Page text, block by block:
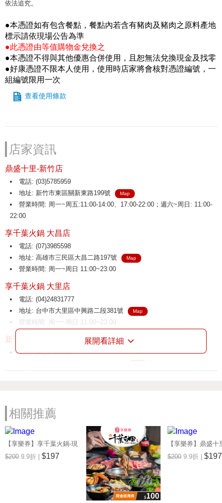
依法追究。
●本憑證如有包含餐點，餐點內若含有豬肉及豬肉之原料產地
標示請依現場公告為準
●此憑證由等值購物金兌換之
●本憑證不得與其他優惠合併使用，且恕無法兌換現金及找零
●好康憑證不限本人使用，使用時店家將會核對憑證編號，一
組編號限用一次
查看使用條款
店家資訊
鼎盛十里-新竹店
電話: (03)5785959
地址: 新竹市東區關新東路199號
Map
營業時間: 周一~周五:11:00-14:00、17:00-22:00；週六~周日: 11:00-
22:00
享千葉火鍋 大昌店
電話: (07)3985598
地址: 高雄市三民區大昌二路197號
Map
營業時間: 周一~周日 11:00~23:00
享千葉火鍋 大里店
電話: (04)24831777
地址: 台中市大里區中興路二段381號
Map
營業時間: 周一~周日 11:00~23:00
新千葉火鍋 介壽店
電話: (03)3752666
地址: 雲林縣斗六市民生南路182號
營業時間: 周一~周日 11:00~23:00
新千葉火鍋 西門店
電話: (02)23317288
地址: 台北市萬華區峨眉街52號7F
Map
營業時間: 週一至週日: 11:00~23:00
展開看詳細
相關推薦
【享樂券】享千葉火鍋-現
金抵用券200元(一次型)
$200 9.9折 | $197
【享樂券】鼎盛十
抵用券200元(一次
$200 9.9折 | $197